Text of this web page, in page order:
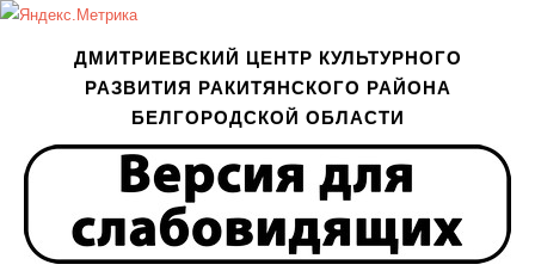
ДМИТРИЕВСКИЙ ЦЕНТР КУЛЬТУРНОГО
РАЗВИТИЯ РАКИТЯНСКОГО РАЙОНА
БЕЛГОРОДСКОЙ ОБЛАСТИ